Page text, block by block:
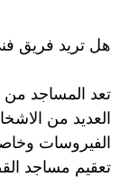
هل تريد فريق
تعد المساجد من
العديد من
الفيروسات
تعقيم مساجد